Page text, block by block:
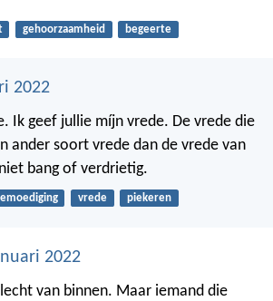
gehoorzaamheid begeerte
2022
Ik geef jullie míjn vrede. De vrede die
ander soort vrede dan de vrede van
bang of verdrietig.
vrede piekeren
2022
van binnen. Maar iemand die